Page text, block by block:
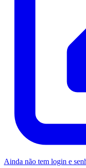
Ainda não tem login e